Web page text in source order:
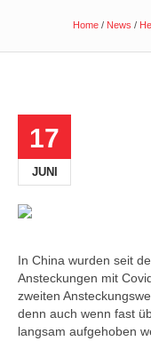
Home / News /
17
JUNI
In China wurden seit
Ansteckungen mit
zweiten
denn auch wenn fast
langsam aufgehoben